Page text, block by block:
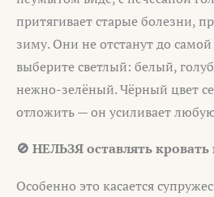
притягивает старые болезни,
зиму. Они не отстанут до
выберите светлый: белый,
нежно-зелёный. Чёрный цвет
отложить — он усиливает
🚫 НЕЛЬЗЯ оставлять
Особенно это касается